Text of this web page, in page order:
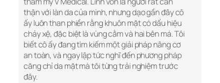
thận với làn da của mình, nhưng dạo gần đây cô
ấy luôn than phiền rằng khuôn mặt có dấu hiệu
chảy xệ, đặc biệt là vùng cằm và hai bên má. Tôi
biết cô ấy đang tìm kiếm một giải pháp nâng cơ
an toàn, và ngay lập tức nghĩ đến phương pháp
căng chỉ da mặt mà tôi từng trải nghiệm trước
đây.